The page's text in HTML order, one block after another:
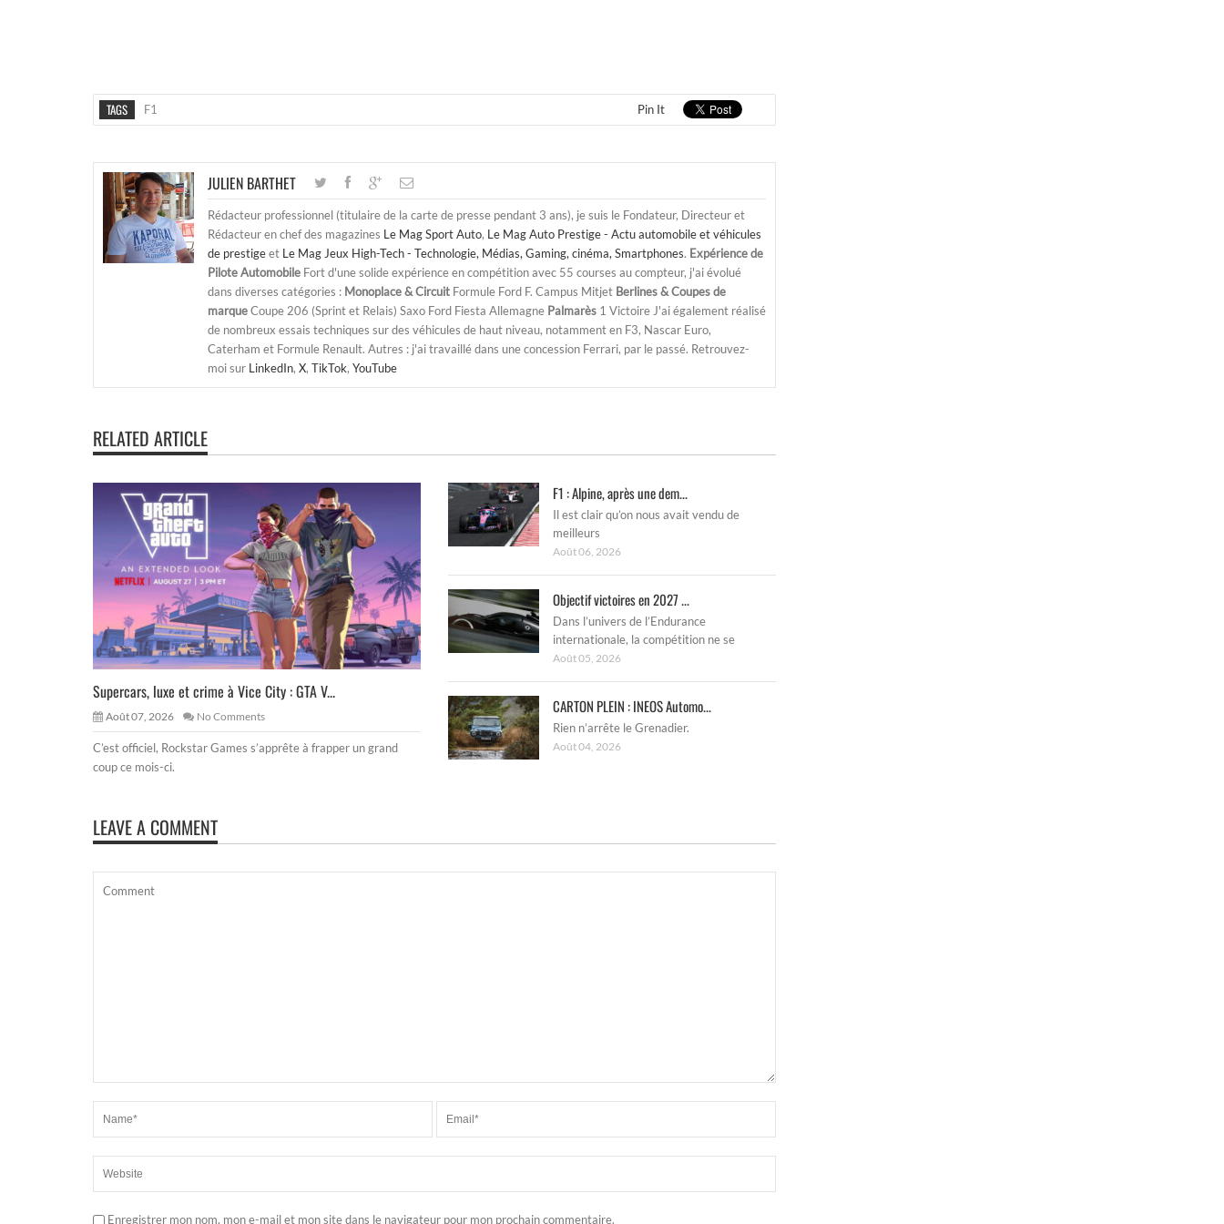
TAGS F1 Pin It
JULIEN BARTHET
Rédacteur professionnel (titulaire de la carte de presse pendant 3 ans), je suis le Fondateur, Directeur et
Rédacteur en chef des magazines Le Mag Sport Auto, Le Mag Auto Prestige - Actu automobile et véhicules
de prestigeet Le Mag Jeux High-Tech - Technologie, Médias, Gaming, cinéma, Smartphones. Expérience de
Pilote Automobile Fort d'une solide expérience en compétition avec 55 courses au compteur, j'ai évolué
dans diverses catégories : Monoplace & Circuit Formule Ford F. Campus Mitjet Berlines & Coupes de
marqueCoupe 206 (Sprint et Relais) Saxo Ford Fiesta Allemagne Palmarès 1 Victoire J'ai également réalisé
de nombreux essais techniques sur des véhicules de haut niveau, notamment en F3, Nascar Euro,
Caterham et Formule Renault. Autres : j'ai travaillé dans une concession Ferrari, par le passé. Retrouvez-
moi sur LinkedIn, X, TikTok, YouTube
RELATED ARTICLE
Supercars, luxe et crime à Vice City : GTA V...
Août 07, 2026 No Comments
C’est officiel, Rockstar Games s’apprête à frapper un grand
coup ce mois-ci.
F1 : Alpine, après une dem...
Il est clair qu’on nous avait vendu de
meilleurs
Août 06, 2026
Objectif victoires en 2027 ...
Dans l’univers de l’Endurance
internationale, la compétition ne se
Août 05, 2026
CARTON PLEIN : INEOS Automo...
Rien n’arrête le Grenadier.
Août 04, 2026
LEAVE A COMMENT
Enregistrer mon nom, mon e-mail et mon site dans le navigateur pour mon prochain commentaire.